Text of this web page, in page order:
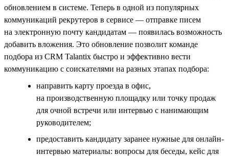
обновлением в системе. Теперь в одной из популярных
коммуникаций рекрутеров в сервисе — отправке писем
на электронную почту кандидатам — появилась возможность
добавить вложения. Это обновление позволит команде
подбора из CRM Talantix быстро и эффективно вести
коммуникацию с соискателями на разных этапах подбора:
направить карту проезда в офис,
на производственную площадку или точку продаж
для очной встречи или интервью с нанимающим
руководителем;
предоставить кандидату заранее нужные для онлайн-
интервью материалы: вопросы для беседы, кейс для